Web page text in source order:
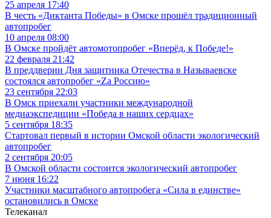
25 апреля 17:40
В честь «Диктанта Победы» в Омске прошёл традиционный
автопробег
10 апреля 08:00
В Омске пройдёт автомотопробег «Вперёд, к Победе!»
22 февраля 21:42
В преддверии Дня защитника Отечества в Называевске
состоялся автопробег «Zа Россию»
23 сентября 22:03
В Омск приехали участники международной
медиаэкспедиции «Победа в наших сердцах»
5 сентября 18:35
Стартовал первый в истории Омской области экологический
автопробег
2 сентября 20:05
В Омской области состоится экологический автопробег
7 июня 16:22
Участники масштабного автопробега «Сила в единстве»
остановились в Омске
Телеканал